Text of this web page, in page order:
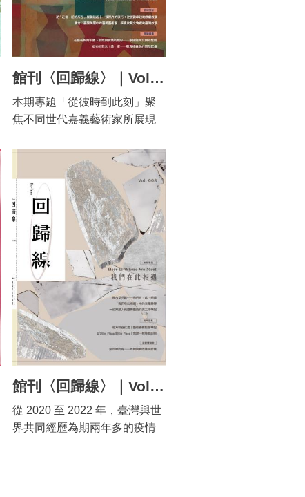
等同於以藝術書寫了「台灣歷
史的一個重要面向」。因此，
本展以「蒲添生台灣頭人巨
帙」為副標，呈現蒲添生史詩
級巨簡的台灣頭人群像，之於
自身藝術創作生涯的重要性及
代表性。 為能讓觀眾更立體且
深入地瞭解蒲添生的雕塑，本
走入雕塑」、「寫神入形」、
「生活風景裡的蒲添生」，以
養成學習、藝術與台灣歷史與
日常生活共三種面向，勾勒並
呈現台灣雕塑巨擘蒲添生的藝
術生命。
路沿線魚貫的人潮不復在，取
而代之的是對鬱鬱山林充滿興
趣的旅客，還有對台灣林業歷
史嚮往的人們。就地理空間
上，嘉義地區的林業以阿里山
到市區這個範圍為核心，外擴
到島內其他地方，甚至輸出到
然原生的林木面臨人為活動、
近現代政策治理、當代山林保
育與研究......層層疊疊出阿里山
林業的文化資產。 在森林鐵路
東西向的移動路徑上，木業不
僅塑造了奮起湖的榮景，更為
嘉義帶來大量的商業活動，許
多原始林木在此經歷製程與販
售，而鐵路、杉池、製材所與
木材街（今林森西路）更是交
織出嘉義市地景獨特的紋理。
山林裡豐富的物產造就了市區
相關產業蓬勃發展，帶來了全
市曾高達十分之一人口皆從事
與林業相關活動的榮光。而當
我們與藝術家面對這龐大的對
象時，決定以聆聽的姿態爬梳
館刊〈回歸線〉｜Vol.012｜從彼時到此刻
本期專題「從彼時到此刻」聚
焦不同世代嘉義藝術家所展現
義市立美術館的「背光─郭東
榮、陳銀輝、詹浮雲」與
「Practice and Practice : 李錦
繡、謝貽娟與我」兩檔主題
展，呈現藝術家如何在不同的
時代條件、個人風格中，勾勒
各自的文化圖景。
館刊〈回歸線〉｜Vol.008｜我們在此相遇
從 2020 至 2022 年，臺灣與世
界共同經歷為期兩年多的疫情